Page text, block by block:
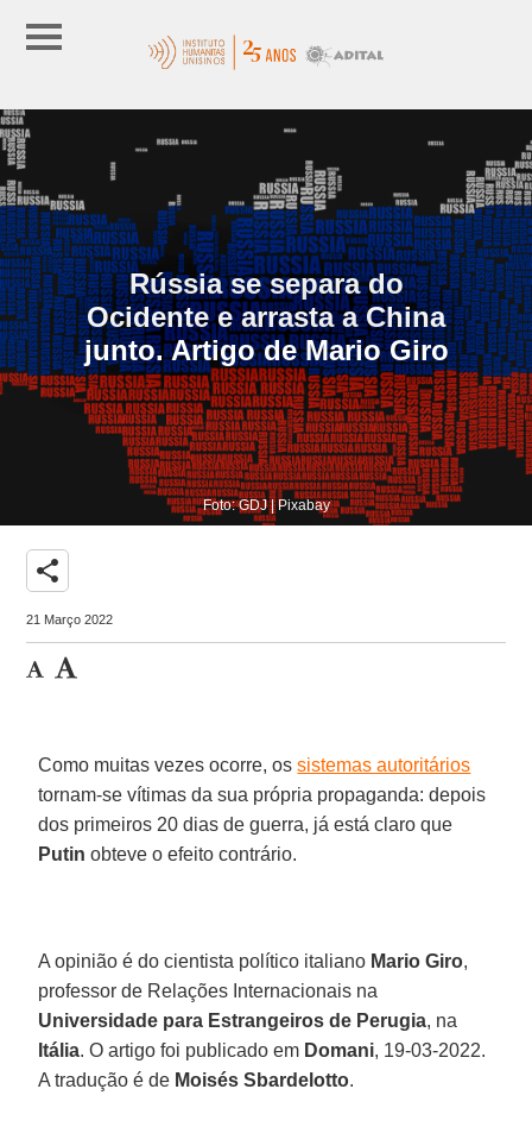
Rússia se separa do
Ocidente e arrasta a China
junto. Artigo de Mario Giro
Foto: GDJ | Pixabay
share
21 Março 2022
Como muitas vezes ocorre, ossistemas autoritários
tornam-se vítimas da sua própria propaganda: depois
dos primeiros 20 dias de guerra, já está claro que
Putin obteve o efeito contrário.
A opinião é do cientista político italiano Mario Giro,
professor de Relações Internacionais na
Universidade para Estrangeiros de Perugia, na
Itália. O artigo foi publicado em Domani, 19-03-2022.
A tradução é de Moisés Sbardelotto.